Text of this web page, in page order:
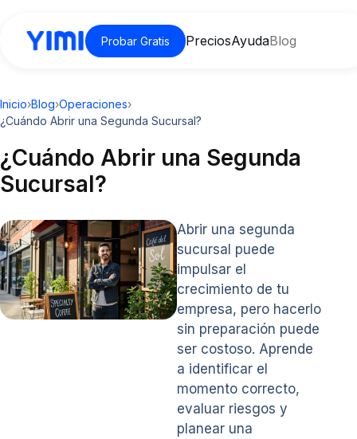
Probar Gratis PreciosAyudaBlog
Inicio›Blog›Operaciones›
¿Cuándo Abrir una Segunda Sucursal?
¿Cuándo Abrir una Segunda
Sucursal?
Abrir una segunda
sucursal puede
impulsar el
crecimiento de tu
empresa, pero hacerlo
sin preparación puede
ser costoso. Aprende
a identificar el
momento correcto,
evaluar riesgos y
planear una